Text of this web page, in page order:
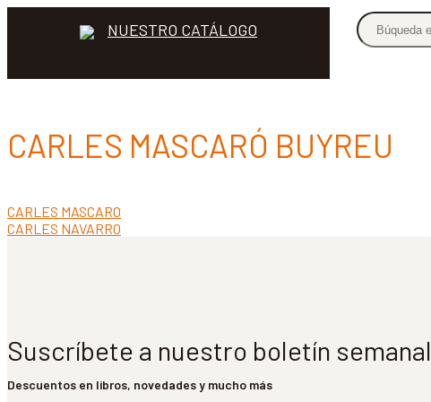
NUESTRO CATÁLOGO
CARLES MASCARÓ BUYREU
Navegación
de
Anterior:
CARLES MASCARO
Siguiente:
CARLES NAVARRO
Suscríbete a nuestro boletín semanal
Descuentos en libros, novedades y mucho más